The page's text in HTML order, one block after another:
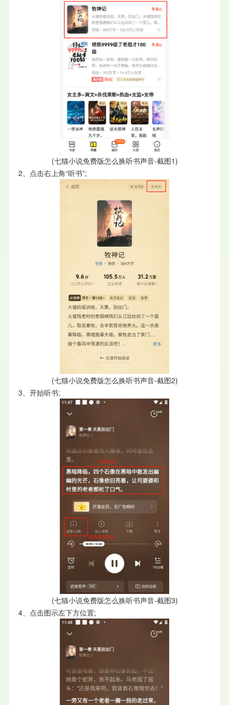
(七猫小说免费版怎么换听书声音-截图1)
2、点击右上角“听书”;
(七猫小说免费版怎么换听书声音-截图2)
3、开始听书;
(七猫小说免费版怎么换听书声音-截图3)
4、点击图示左下方位置;